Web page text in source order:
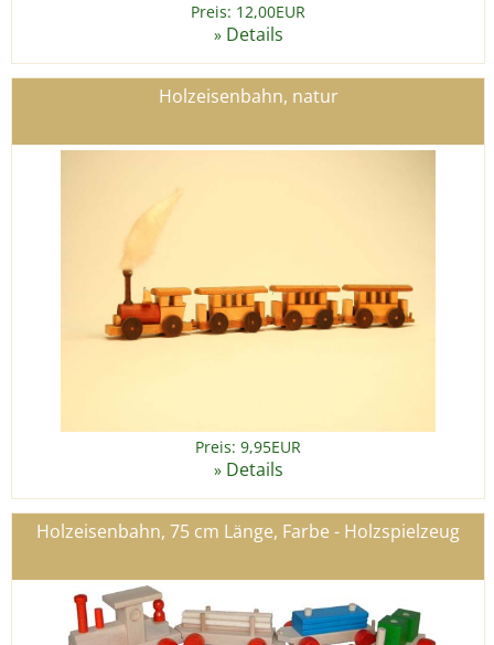
Preis: 12,00EUR
» Details
Holzeisenbahn, natur
Preis: 9,95EUR
» Details
Holzeisenbahn, 75 cm Länge, Farbe - Holzspielzeug